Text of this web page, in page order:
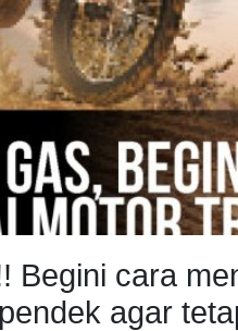
Begini cara
agar